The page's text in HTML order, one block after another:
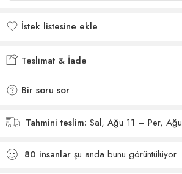
İstek listesine ekle
Teslimat & İade
Bir soru sor
Tahmini teslim: Sal, Ağu 11 – Per,
80 insanlar şu anda bunu görüntülüyor